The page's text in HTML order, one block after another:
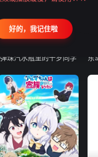
弹珠汽水瓶里的千岁同学
好的，我记住啦